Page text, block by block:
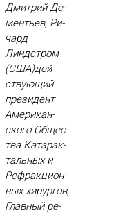
Дмит­рий Де­
менть­ев, Ри­
чард
Линдстром
(США)дей­
ству­ющий
пре­зидент
Аме­рикан­
ско­го Об­щес­
тва Ка­тарак­
таль­ных и
Реф­ракци­он­
ных хи­рур­гов,
Глав­ный ре­